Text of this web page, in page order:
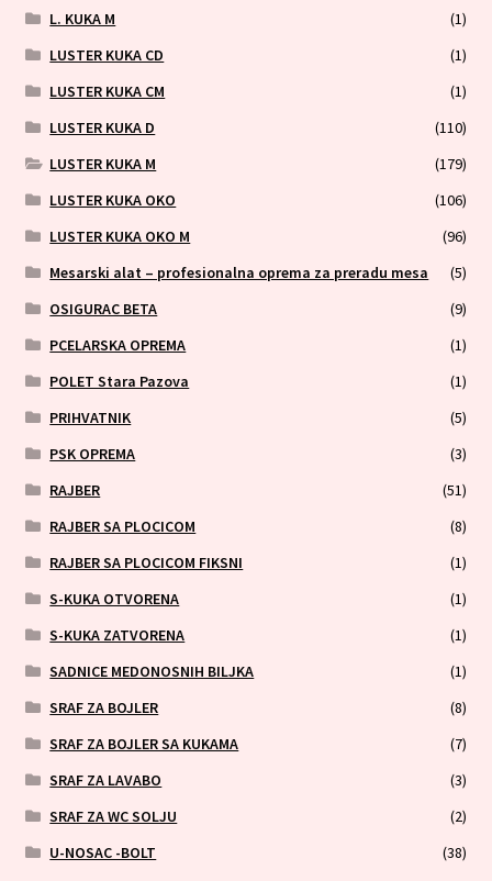
L. KUKA M
(1)
LUSTER KUKA CD
(1)
LUSTER KUKA CM
(1)
LUSTER KUKA D
(110)
LUSTER KUKA M
(179)
LUSTER KUKA OKO
(106)
LUSTER KUKA OKO M
(96)
Mesarski alat – profesionalna oprema za preradu mesa
(5)
OSIGURAC BETA
(9)
PCELARSKA OPREMA
(1)
POLET Stara Pazova
(1)
PRIHVATNIK
(5)
PSK OPREMA
(3)
RAJBER
(51)
RAJBER SA PLOCICOM
(8)
RAJBER SA PLOCICOM FIKSNI
(1)
S-KUKA OTVORENA
(1)
S-KUKA ZATVORENA
(1)
SADNICE MEDONOSNIH BILJKA
(1)
SRAF ZA BOJLER
(8)
SRAF ZA BOJLER SA KUKAMA
(7)
SRAF ZA LAVABO
(3)
SRAF ZA WC SOLJU
(2)
U-NOSAC -BOLT
(38)